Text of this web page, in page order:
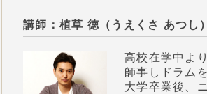
講師：植草 徳（うえくさ あつし）
高校在学中よ
師事しドラム
大学卒業後、